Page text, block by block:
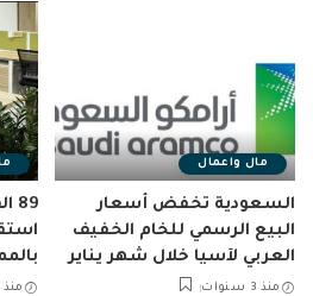
مال واعمال
السعودية تخفض أسعار
البيع الرسمي للخام الخفيف
العربي لآسيا خلال شهر يناير
منذ 3 سنوات منذ 3 سنوات